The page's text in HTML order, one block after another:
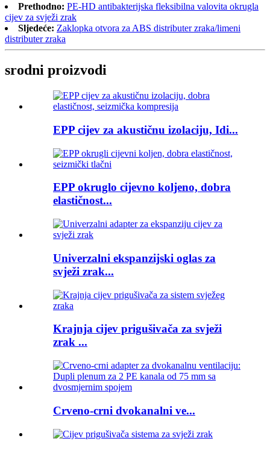
Prethodno: PE-HD antibakterijska fleksibilna valovita okrugla
cijev za svježi zrak
Sljedeće: Zaklopka otvora za ABS distributer zraka/limeni
distributer zraka
srodni proizvodi
EPP cijev za akustičnu izolaciju, Idi...
EPP okruglo cijevno koljeno, dobra
elastičnost...
Univerzalni ekspanzijski oglas za
svježi zrak...
Krajnja cijev prigušivača za svježi
zrak ...
Crveno-crni dvokanalni ve...